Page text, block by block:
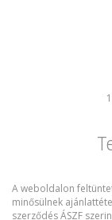
A weboldalon
minősülnek
szerződés ÁSZF